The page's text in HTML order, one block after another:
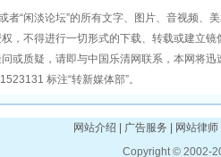
“闲淡论坛”的所有文字、图片、音视频、
，不得进行一切形式的下载、转载或建立镜
质疑，请即与中国乐清网联系，本网将迅
标注“转新媒体部”。
网站介绍 | 广告服务 | 网站律
Copyright © 2002-